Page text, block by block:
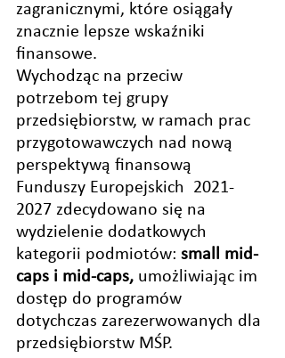
zagranicznymi, które osiągały
znacznie lepsze wskaźniki
finansowe.
Wychodząc na przeciw
potrzebom tej grupy
przedsiębiorstw, w ramach prac
przygotowawczych nad nową
perspektywą finansową
Funduszy Europejskich  2021-
2027 zdecydowano się na
wydzielenie dodatkowych
kategorii podmiotów: small mid-
caps i mid-caps, umożliwiając im
dostęp do programów
dotychczas zarezerwowanych dla
przedsiębiorstw MŚP.